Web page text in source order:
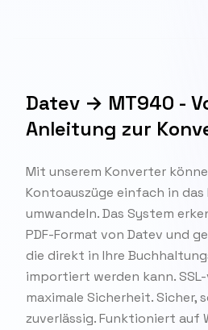
Datev → MT940 -
Anleitung zur
Mit unserem Konverter
Kontoauszüge einfach in
umwandeln. Das System
PDF-Format von Datev und
die direkt in Ihre
importiert werden kann.
maximale Sicherheit. Sicher,
zuverlässig. Funktioniert auf